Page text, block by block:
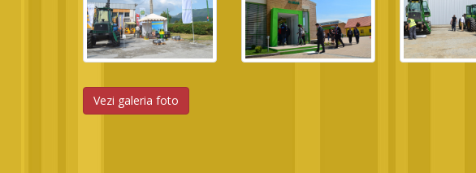
Vezi galeria foto